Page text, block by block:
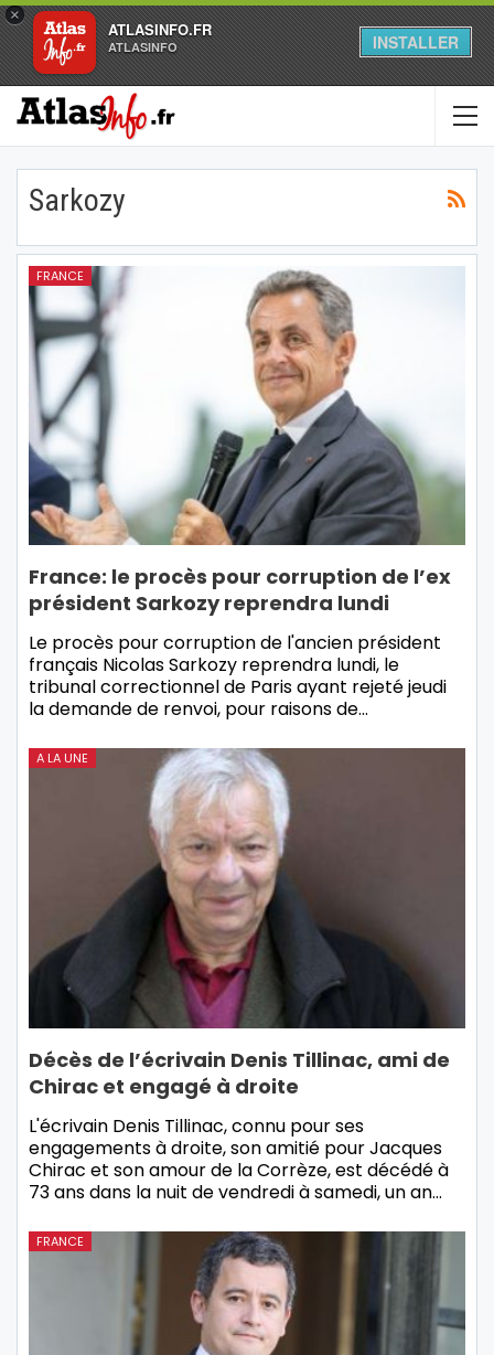
×
ATLASINFO.FR
ATLASINFO INSTALLER
Sarkozy
FRANCE
France: le procès pour corruption de l’ex
président Sarkozy reprendra lundi
Le procès pour corruption de l'ancien président
français Nicolas Sarkozy reprendra lundi, le
tribunal correctionnel de Paris ayant rejeté jeudi
la demande de renvoi, pour raisons de…
A LA UNE
Décès de l’écrivain Denis Tillinac, ami de
Chirac et engagé à droite
L'écrivain Denis Tillinac, connu pour ses
engagements à droite, son amitié pour Jacques
Chirac et son amour de la Corrèze, est décédé à
73 ans dans la nuit de vendredi à samedi, un an…
FRANCE